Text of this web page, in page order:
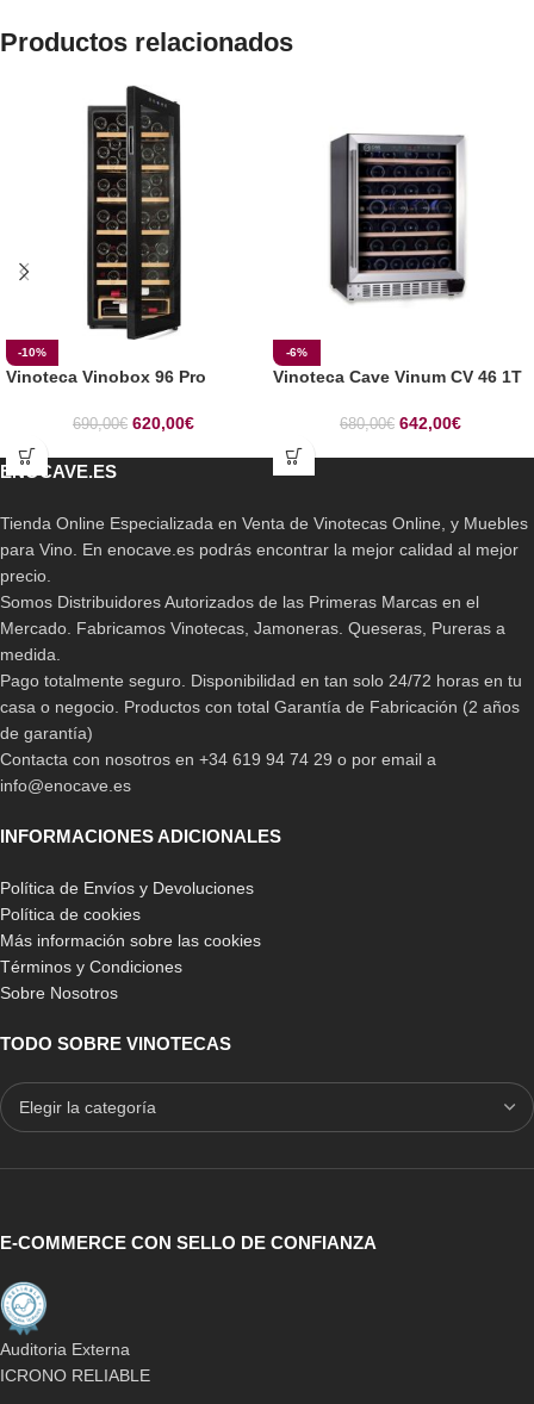
Productos relacionados
-10%
Vinoteca Vinobox 96 Pro
690,00€ 620,00€
-6%
Vinoteca Cave Vinum CV 46 1T
680,00€ 642,00€
ENOCAVE.ES
Tienda Online Especializada en Venta de Vinotecas Online, y Muebles
para Vino. En enocave.es podrás encontrar la mejor calidad al mejor
precio.
Somos Distribuidores Autorizados de las Primeras Marcas en el
Mercado. Fabricamos Vinotecas, Jamoneras. Queseras, Pureras a
medida.
Pago totalmente seguro. Disponibilidad en tan solo 24/72 horas en tu
casa o negocio. Productos con total Garantía de Fabricación (2 años
de garantía)
Contacta con nosotros en +34 619 94 74 29 o por email a
info@enocave.es
INFORMACIONES ADICIONALES
Política de Envíos y Devoluciones
Política de cookies
Más información sobre las cookies
Términos y Condiciones
Sobre Nosotros
TODO SOBRE VINOTECAS
E-COMMERCE CON SELLO DE CONFIANZA
Auditoria Externa
ICRONO RELIABLE